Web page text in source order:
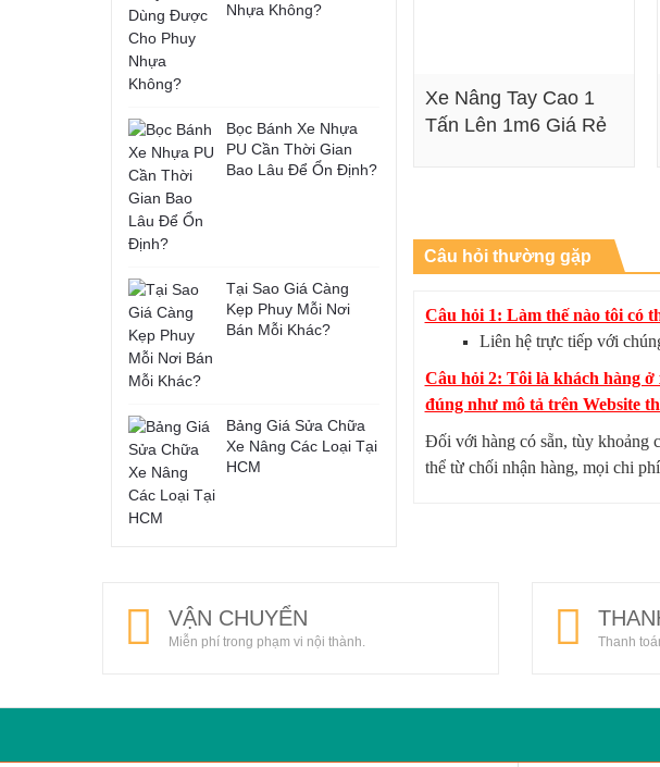
Xe Nâng Tay Cao 1
Tấn Lên 1m6 Giá Rẻ
Câu hỏi thường gặp
Câu hỏi 1: Làm thế nào tôi có
Liên hệ trực tiếp với
Câu hỏi 2: Tôi là khách hàng
đúng như mô tả trên Website
Đối với hàng có sẵn, tùy khoảng
thể từ chối nhận hàng, mọi chi
Nhựa Không?
Bọc Bánh Xe Nhựa
PU Cần Thời Gian
Bao Lâu Để Ổn Định?
Tại Sao Giá Càng
Kẹp Phuy Mỗi Nơi
Bán Mỗi Khác?
Bảng Giá Sửa Chữa
Xe Nâng Các Loại Tại
HCM
VẬN CHUYỂN
Miễn phí trong phạm vi nội thành. Thanh